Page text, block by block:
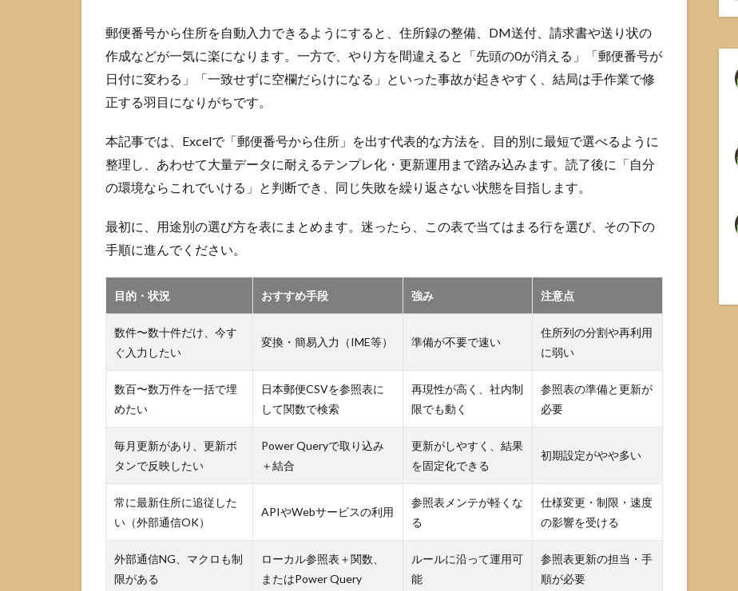
少量
入力
なら
変換
ませ
一括
変換
参照
検索
1.3
を楽
にす
るな
ら
Power
に寄
せる
2
号
デ
郵便番号から住所を自動入力できるようにすると、住所録の整備、DM送付、請求書や送り状の
作成などが一気に楽になります。一方で、やり方を間違えると「先頭の0が消える」「郵便番号が
日付に変わる」「一致せずに空欄だらけになる」といった事故が起きやすく、結局は手作業で修
正する羽目になりがちです。
本記事では、Excelで「郵便番号から住所」を出す代表的な方法を、目的別に最短で選べるように
整理し、あわせて大量データに耐えるテンプレ化・更新運用まで踏み込みます。読了後に「自分
の環境ならこれでいける」と判断でき、同じ失敗を繰り返さない状態を目指します。
最初に、用途別の選び方を表にまとめます。迷ったら、この表で当てはまる行を選び、その下の
手順に進んでください。
目的・状況 おすすめ手段 強み 注意点
数件〜数十件だけ、今す
ぐ入力したい
変換・簡易入力（IME等） 準備が不要で速い
住所列の分割や再利用
に弱い
数百〜数万件を一括で埋
めたい
日本郵便CSVを参照表に
して関数で検索
再現性が高く、社内制
限でも動く
参照表の準備と更新が
必要
毎月更新があり、更新ボ
タンで反映したい
Power Queryで取り込み
＋結合
更新がしやすく、結果
を固定化できる
初期設定がやや多い
常に最新住所に追従した
い（外部通信OK）
APIやWebサービスの利用
参照表メンテが軽くな
る
仕様変更・制限・速度
の影響を受ける
外部通信NG、マクロも制
限がある
ローカル参照表＋関数、
またはPower Query
ルールに沿って運用可
能
参照表更新の担当・手
順が必要